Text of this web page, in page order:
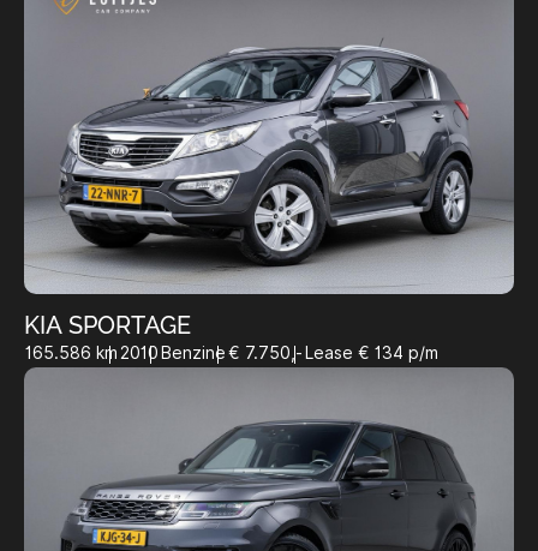
KIA SPORTAGE
165.586 km 2010 Benzine€ 7.750,- Lease € 134 p/m